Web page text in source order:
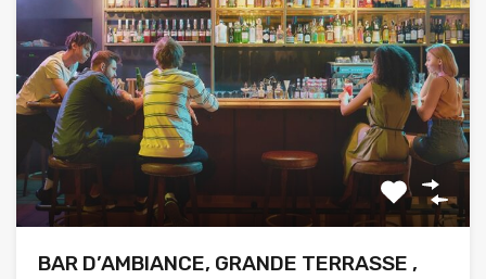
BAR D’AMBIANCE, GRANDE TERRASSE ,